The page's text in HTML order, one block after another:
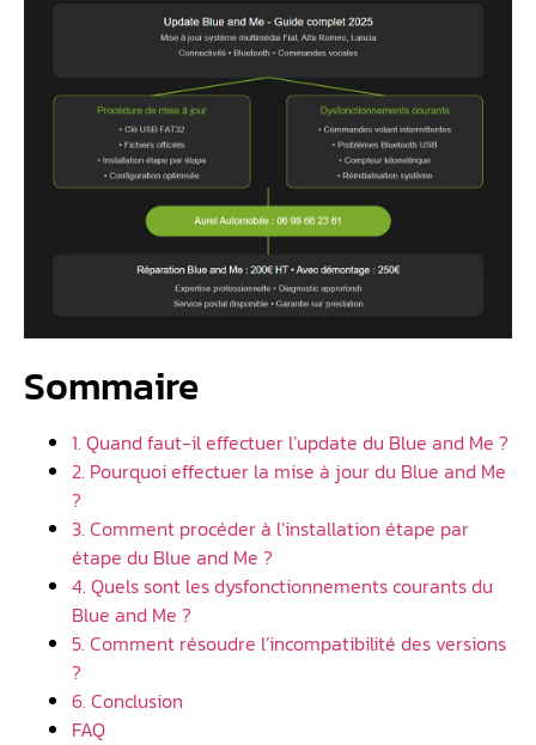
Sommaire
1. Quand faut-il effectuer l’update du Blue and Me ?
2. Pourquoi effectuer la mise à jour du Blue and Me
?
3. Comment procéder à l’installation étape par
étape du Blue and Me ?
4. Quels sont les dysfonctionnements courants du
Blue and Me ?
5. Comment résoudre l’incompatibilité des versions
?
6. Conclusion
FAQ